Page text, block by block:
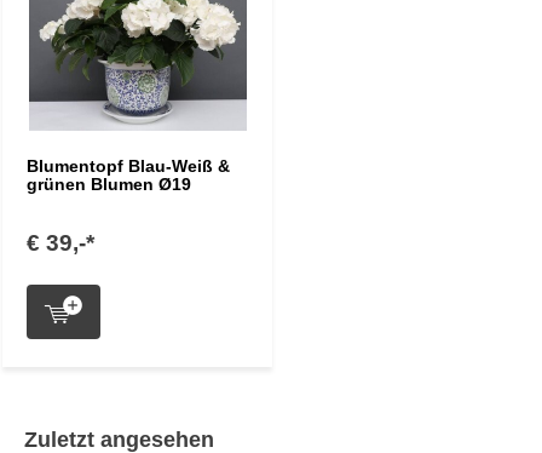
Blumentopf Blau-Weiß &
grünen Blumen Ø19
€ 39,-*
Zuletzt angesehen